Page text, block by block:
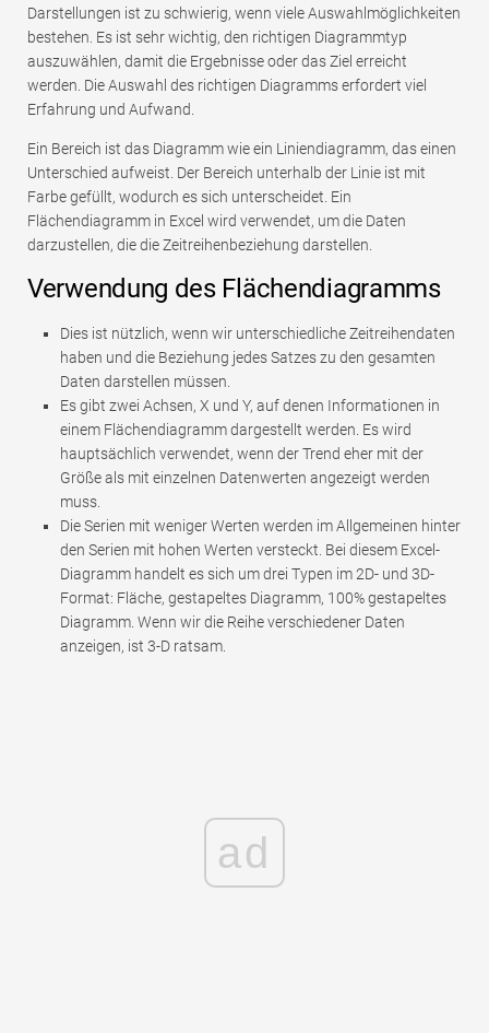
Darstellungen ist zu schwierig, wenn viele Auswahlmöglichkeiten
bestehen. Es ist sehr wichtig, den richtigen Diagrammtyp
auszuwählen, damit die Ergebnisse oder das Ziel erreicht
werden. Die Auswahl des richtigen Diagramms erfordert viel
Erfahrung und Aufwand.
Ein Bereich ist das Diagramm wie ein Liniendiagramm, das einen
Unterschied aufweist. Der Bereich unterhalb der Linie ist mit
Farbe gefüllt, wodurch es sich unterscheidet. Ein
Flächendiagramm in Excel wird verwendet, um die Daten
darzustellen, die die Zeitreihenbeziehung darstellen.
Verwendung des Flächendiagramms
Dies ist nützlich, wenn wir unterschiedliche Zeitreihendaten
haben und die Beziehung jedes Satzes zu den gesamten
Daten darstellen müssen.
Es gibt zwei Achsen, X und Y, auf denen Informationen in
einem Flächendiagramm dargestellt werden. Es wird
hauptsächlich verwendet, wenn der Trend eher mit der
Größe als mit einzelnen Datenwerten angezeigt werden
muss.
Die Serien mit weniger Werten werden im Allgemeinen hinter
den Serien mit hohen Werten versteckt. Bei diesem Excel-
Diagramm handelt es sich um drei Typen im 2D- und 3D-
Format: Fläche, gestapeltes Diagramm, 100% gestapeltes
Diagramm. Wenn wir die Reihe verschiedener Daten
anzeigen, ist 3-D ratsam.
ad